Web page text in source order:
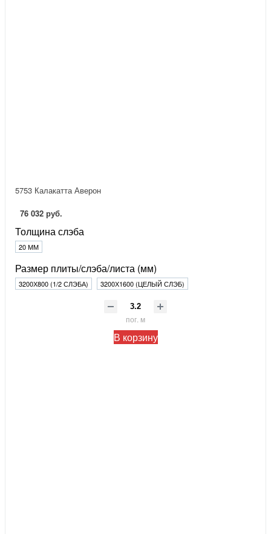
5753 Калакатта Аверон
76 032 руб.
Толщина слэба
20 ММ
Размер плиты/слэба/листа (мм)
3200Х800 (1/2 СЛЭБА) 3200Х1600 (ЦЕЛЫЙ СЛЭБ)
пог. м
В корзину